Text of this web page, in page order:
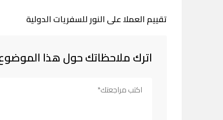
تقييم العملا على النور للسفريات الدولية
اترك ملاحظاتك حول هذا